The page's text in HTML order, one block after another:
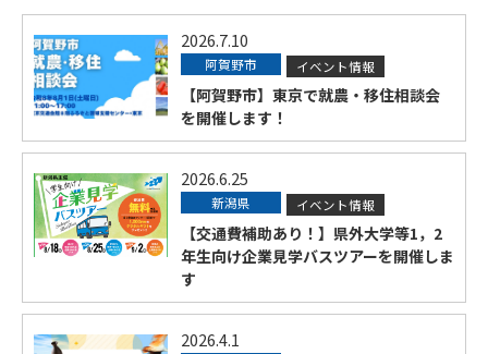
2026.7.10
阿賀野市 イベント情報
【阿賀野市】東京で就農・移住相談会
を開催します！
2026.6.25
新潟県 イベント情報
【交通費補助あり！】県外大学等1，2
年生向け企業見学バスツアーを開催しま
す
2026.4.1